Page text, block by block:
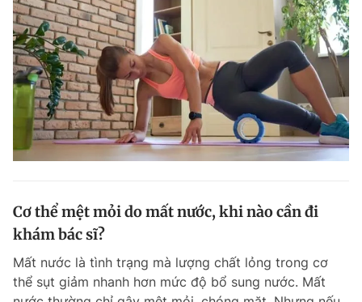
Cơ thể mệt mỏi do mất nước, khi nào cần đi
khám bác sĩ?
Mất nước là tình trạng mà lượng chất lỏng trong cơ
thể sụt giảm nhanh hơn mức độ bổ sung nước. Mất